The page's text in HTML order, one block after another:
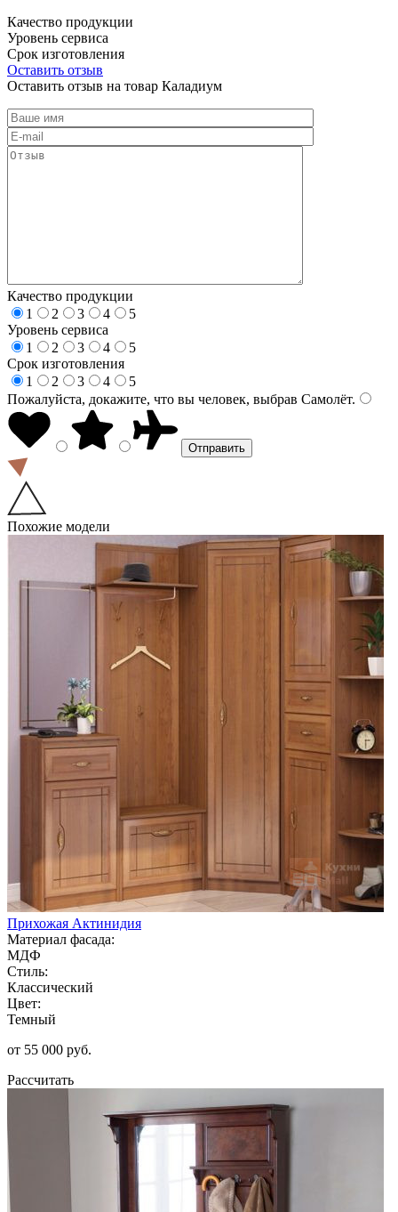
Качество продукции
Уровень сервиса
Срок изготовления
Оставить отзыв
Оставить отзыв на товар Каладиум
Качество продукции
1
2 3 4
5
Уровень сервиса
1
2 3 4
5
Срок изготовления
1
2 3 4
5
Пожалуйста, докажите, что вы человек, выбрав Самолёт.
Похожие модели
Прихожая Актинидия
Материал фасада:
МДФ
Стиль:
Классический
Цвет:
Темный
от 55 000 руб.
Рассчитать